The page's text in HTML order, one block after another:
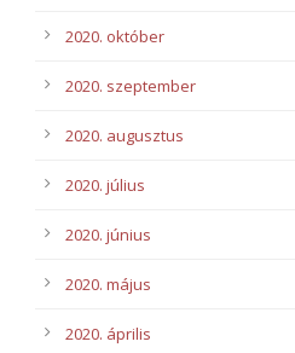
2020. október
2020. szeptember
2020. augusztus
2020. július
2020. június
2020. május
2020. április